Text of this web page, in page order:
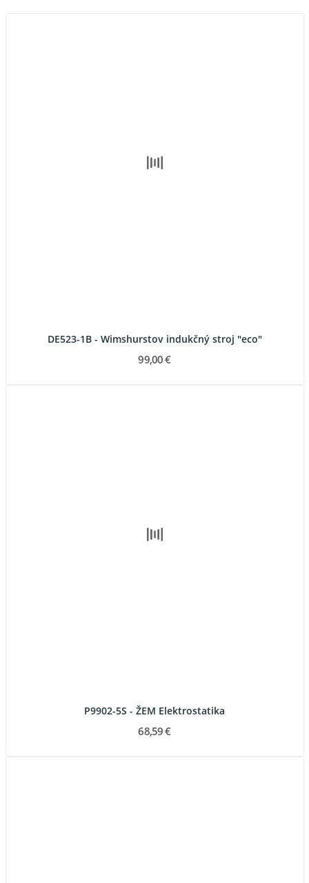
DE523-1B - Wimshurstov indukčný stroj "eco"
99,00 €
P9902-5S - ŽEM Elektrostatika
68,59 €